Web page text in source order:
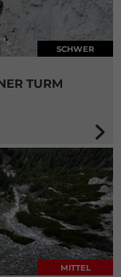
SCHWER
TURM
MITTEL